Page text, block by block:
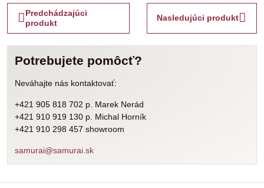
Predchádzajúci
produkt
Nasledujúci produkt
Potrebujete pomôcť?
Neváhajte nás kontaktovať:
+421 905 818 702 p. Marek Nerád
+421 910 919 130 p. Michal Horník
+421 910 298 457 showroom
samurai@samurai.sk